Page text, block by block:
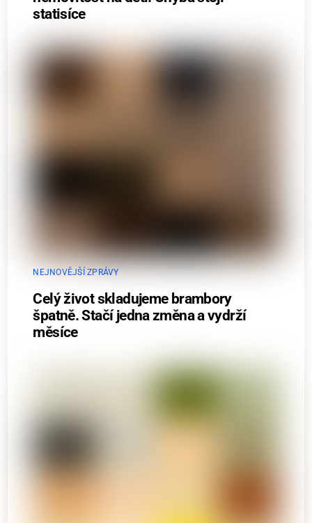
statisíce
NEJNOVĚJŠÍ ZPRÁVY
Celý život skladujeme brambory
špatně. Stačí jedna změna a vydrží
měsíce